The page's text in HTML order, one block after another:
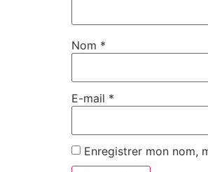
Nom *
E-mail *
Enregistrer mon nom,